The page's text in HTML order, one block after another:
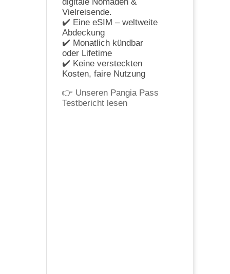
Vielreisende.
✔️ Eine eSIM – weltweite
Abdeckung
✔️ Monatlich kündbar
oder Lifetime
✔️ Keine versteckten
Kosten, faire Nutzung
👉 Unseren Pangia Pass
Testbericht lesen